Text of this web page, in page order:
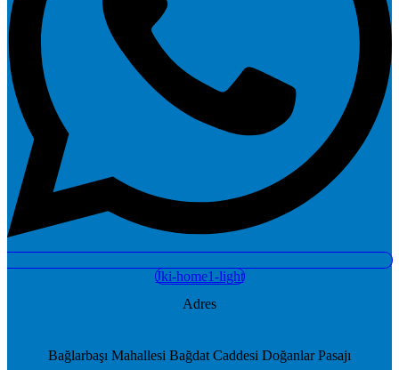
Jki-home1-light
Adres
Bağlarbaşı Mahallesi Bağdat Caddesi Doğanlar Pasajı